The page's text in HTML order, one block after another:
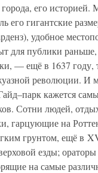
его историей.
его гигантские
удобное
для публики
— ещё в 1637 году,
революции. И
кажется
Сотни людей,
гарцующие на
грунтом, ещё в
езды;
на самые